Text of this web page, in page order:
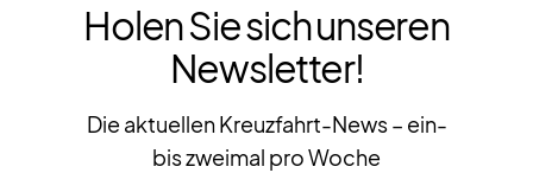
Holen Sie sich unseren
Newsletter!
Die aktuellen Kreuzfahrt-News – ein-
bis zweimal pro Woche